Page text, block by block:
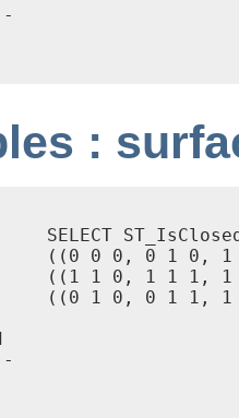
:
SELECT
((0 0 0, 0 1 0,
((1 1 0, 1 1 1,
((0 1 0, 0 1 1,